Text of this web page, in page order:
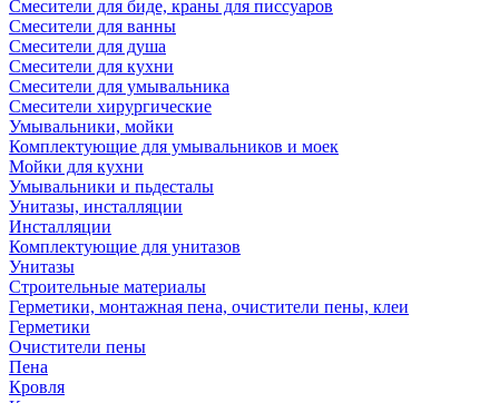
Смесители для биде, краны для писсуаров
Смесители для ванны
Смесители для душа
Смесители для кухни
Смесители для умывальника
Смесители хирургические
Умывальники, мойки
Комплектующие для умывальников и моек
Мойки для кухни
Умывальники и пьдесталы
Унитазы, инсталляции
Инсталляции
Комплектующие для унитазов
Унитазы
Строительные материалы
Герметики, монтажная пена, очистители пены, клеи
Герметики
Очистители пены
Пена
Кровля